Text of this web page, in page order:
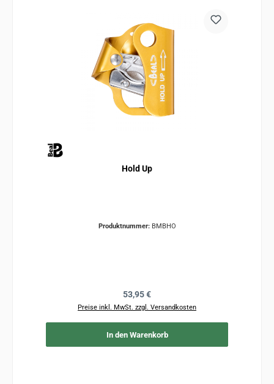
Hold Up
Produktnummer: BMBHO
Regulärer Preis:
53,95 €
Preise inkl. MwSt. zzgl. Versandkosten
In den Warenkorb